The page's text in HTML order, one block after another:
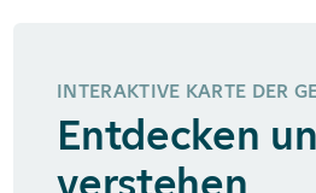
INTERAKTIVE KARTE DER
Entdecken